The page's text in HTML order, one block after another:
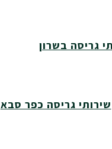
גריסה בשרון
שירותי גריסה כפר סבא